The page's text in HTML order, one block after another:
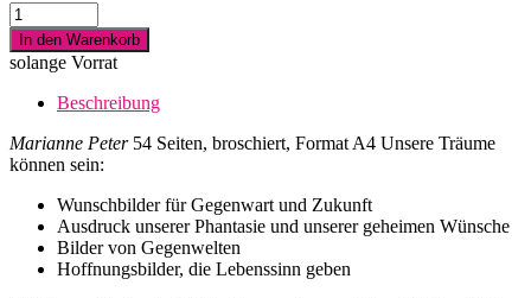
CHF 19.90
WzK
D5:
«Traumwelten -
Zauberwelten»
Menge
In den Warenkorb
solange Vorrat
Beschreibung
Marianne Peter54 Seiten, broschiert, Format A4 Unsere Träume
können sein:
Wunschbilder für Gegenwart und Zukunft
Ausdruck unserer Phantasie und unserer geheimen Wünsche
Bilder von Gegenwelten
Hoffnungsbilder, die Lebenssinn geben